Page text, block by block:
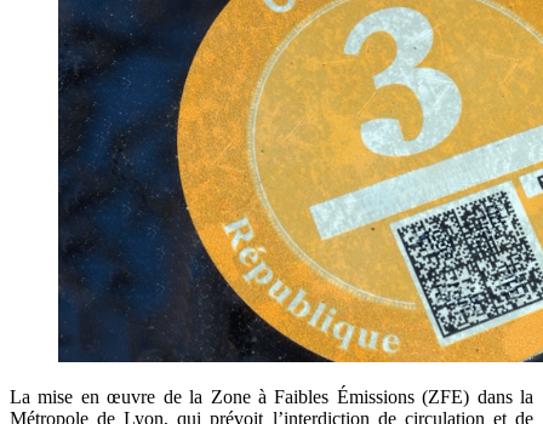
La mise en œuvre de la Zone à Faibles Émissions (ZFE) dans la
Métropole de Lyon, qui prévoit l’interdiction de circulation et de